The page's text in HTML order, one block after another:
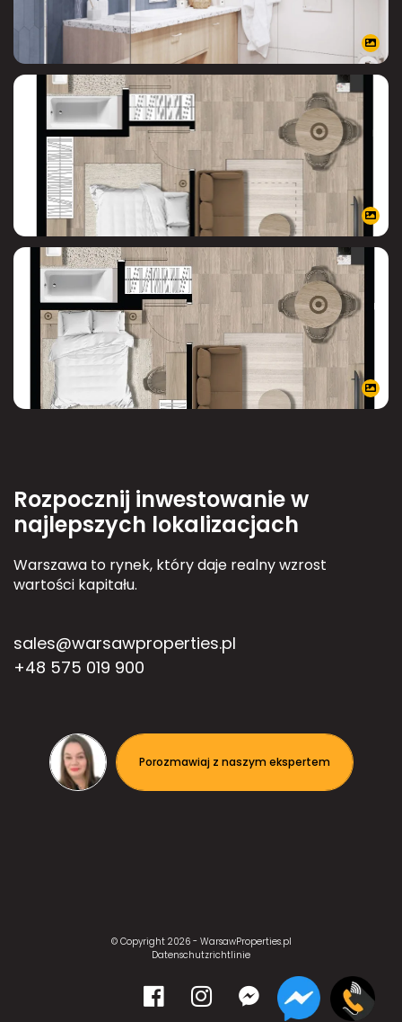
Rozpocznij inwestowanie w
najlepszych lokalizacjach
Warszawa to rynek, który daje realny wzrost
wartości kapitału.
sales@warsawproperties.pl
+48 575 019 900
Porozmawiaj z naszym ekspertem
© Copyright 2026 - WarsawProperties.pl
Datenschutzrichtlinie